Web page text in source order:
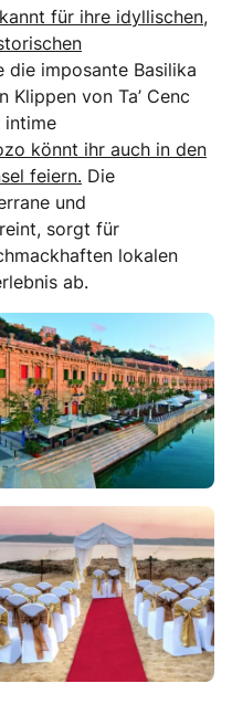
für ihre idyllischen,
die imposante Basilika
Klippen von Ta’ Cenc
intime
könnt ihr auch in den
feiern. Die
und
sorgt für
lokalen
ab.